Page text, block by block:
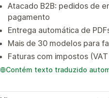
Atacado B2B: pedidos de
pagamento
Entrega automática de
Mais de 30 modelos para
Faturas com impostos
Contém texto traduzido